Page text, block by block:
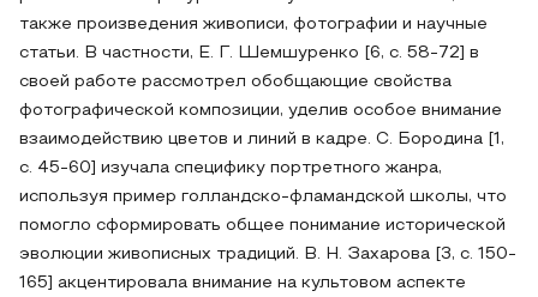
также произведения живописи, фотографии и научные
статьи. В частности, Е. Г. Шемшуренко [6, с. 58-72] в
своей работе рассмотрел обобщающие свойства
фотографической композиции, уделив особое внимание
взаимодействию цветов и линий в кадре. С. Бородина [1,
с. 45-60] изучала специфику портретного жанра,
используя пример голландско-фламандской школы, что
помогло сформировать общее понимание исторической
эволюции живописных традиций. В. Н. Захарова [3, с. 150-
165] акцентировала внимание на культовом аспекте